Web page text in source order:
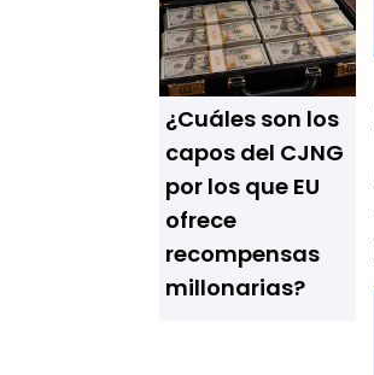
¿Cuáles son los
capos del CJNG
por los que EU
ofrece
recompensas
millonarias?